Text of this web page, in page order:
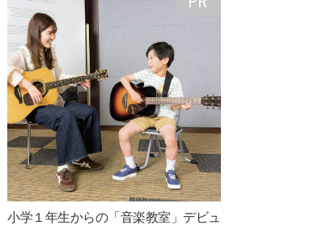
小学１年生からの「音楽教室」デビュ